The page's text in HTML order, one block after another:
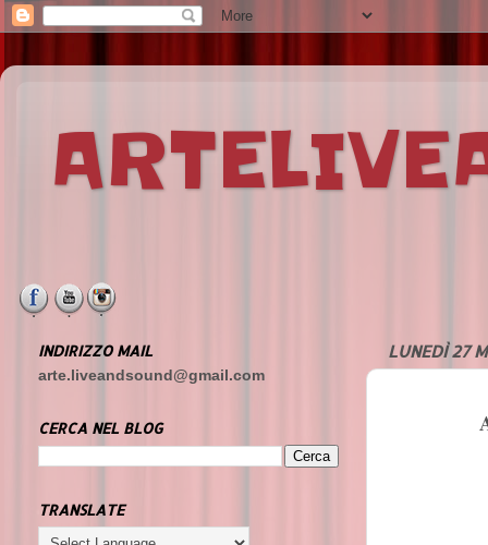
LUNEDÌ 27
INDIRIZZO MAIL
arte.liveandsound@gmail.com
CERCA NEL BLOG
TRANSLATE